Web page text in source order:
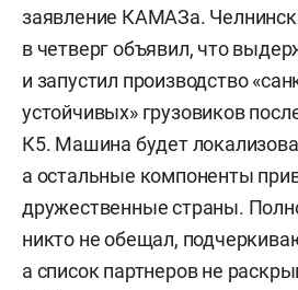
заявление КАМАЗа.
в четверг объявил, что
и запустил производство
устойчивых» грузовиков
К5. Машина будет
а остальные компоненты
дружественные страны.
никто не обещал,
а список партнеров не